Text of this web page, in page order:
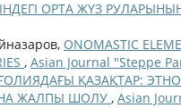
ОРТА ЖҮЗ
ONOMASTIC
, Asian Journal "Steppe
ҚАЗАҚТАР:
ЖАЛПЫ ШОЛУ , Asian